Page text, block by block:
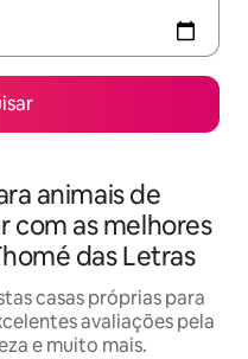
animais de
com as melhores
das Letras
casas próprias para
avaliações pela
e muito mais.